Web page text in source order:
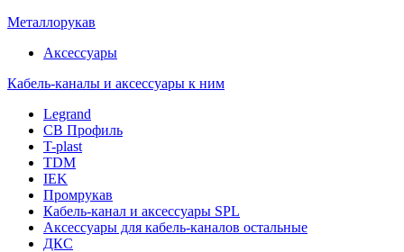
Металлорукав
Аксессуары
Кабель-каналы и аксессуары к ним
Legrand
СВ Профиль
T-plast
TDM
IEK
Промрукав
Кабель-канал и аксессуары SPL
Аксессуары для кабель-каналов остальные
ДКС